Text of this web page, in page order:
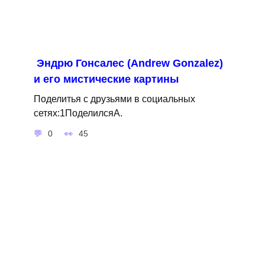
Эндрю Гонсалес (Andrew Gonzalez)
и его мистические картины
Поделитья с друзьями в социальных
сетях:1ПоделилсяA.
0 45